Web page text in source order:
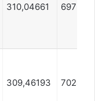
310,04661 697635
309,46193 702453